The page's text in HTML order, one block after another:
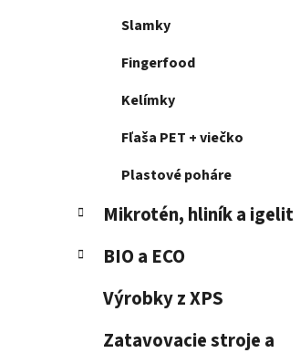
Slamky
Fingerfood
Kelímky
Fľaša PET + viečko
Plastové poháre
Mikrotén, hliník a igelit
BIO a ECO
Výrobky z XPS
Zatavovacie stroje a